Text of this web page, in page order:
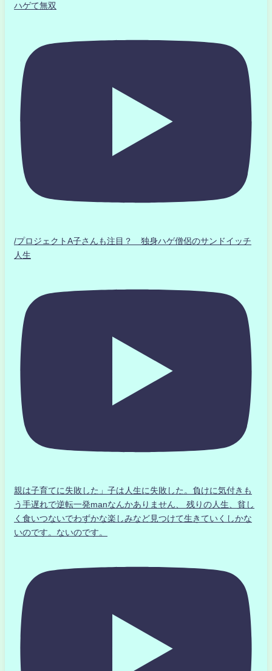
ハゲて無双
/プロジェクトA子さんも注目？ 独身ハゲ僧侶のサンドイッチ
人生
親は子育てに失敗した」子は人生に失敗した。負けに気付きも
う手遅れで逆転一発manなんかありません、 残りの人生、貧し
く食いつないでわずかな楽しみなど見つけて生きていくしかな
いのです。ないのです。